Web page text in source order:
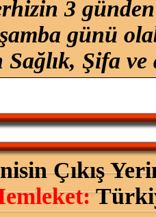
3 günden
günü
Şifa
Çıkış